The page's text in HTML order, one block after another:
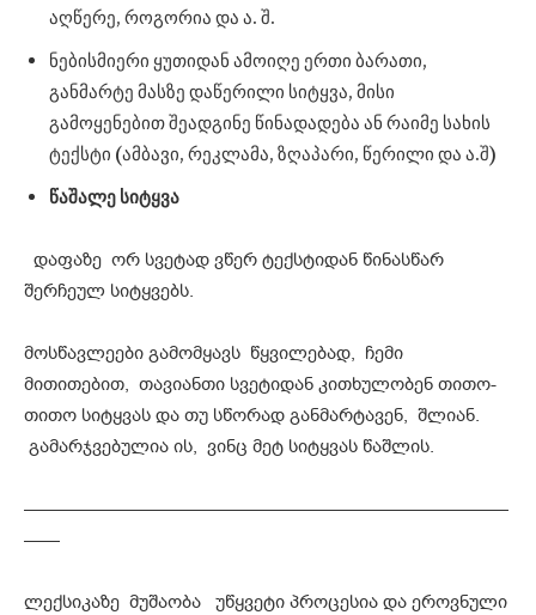
აღწერე, როგორია და ა. შ.
ნებისმიერი ყუთიდან ამოიღე ერთი ბარათი,
განმარტე მასზე დაწერილი სიტყვა, მისი
გამოყენებით შეადგინე წინადადება ან რაიმე სახის
ტექსტი (ამბავი, რეკლამა, ზღაპარი, წერილი და ა.შ)
წაშალე სიტყვა
დაფაზე ორ სვეტად ვწერ ტექსტიდან წინასწარ
შერჩეულ სიტყვებს.
მოსწავლეები გამომყავს წყვილებად, ჩემი
მითითებით, თავიანთი სვეტიდან კითხულობენ თითო-
თითო სიტყვას და თუ სწორად განმარტავენ, შლიან.
გამარჯვებულია ის, ვინც მეტ სიტყვას წაშლის.
———————————————————————————
——
ლექსიკაზე მუშაობა უწყვეტი პროცესია და ეროვნული